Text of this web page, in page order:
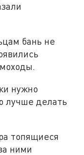
бань не
нужно
лучше делать
топящиеся
ними